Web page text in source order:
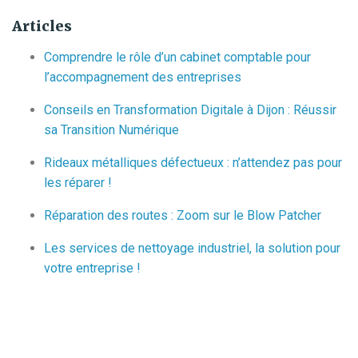
Articles
Comprendre le rôle d’un cabinet comptable pour
l’accompagnement des entreprises
Conseils en Transformation Digitale à Dijon : Réussir
sa Transition Numérique
Rideaux métalliques défectueux : n’attendez pas pour
les réparer !
Réparation des routes : Zoom sur le Blow Patcher
Les services de nettoyage industriel, la solution pour
votre entreprise !